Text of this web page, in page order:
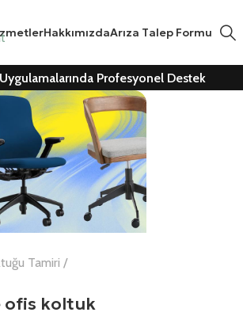
HakkımızdaArıza Talep Formu
Profesyonel Destek
Tamiri
ofis koltuk